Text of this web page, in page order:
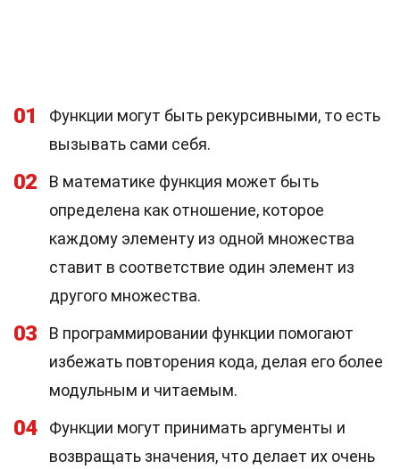
01
Функции могут быть рекурсивными, то есть
вызывать сами себя.
02
В математике функция может быть
определена как отношение, которое
каждому элементу из одной множества
ставит в соответствие один элемент из
другого множества.
03
В программировании функции помогают
избежать повторения кода, делая его более
модульным и читаемым.
04
Функции могут принимать аргументы и
возвращать значения, что делает их очень